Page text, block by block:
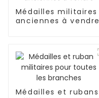
Médailles militaires
anciennes à vendre
Médailles et rubans